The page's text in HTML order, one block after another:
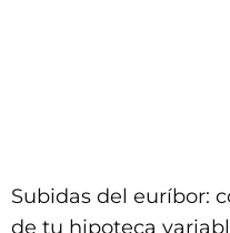
Subidas del euríbor:
de tu hipoteca